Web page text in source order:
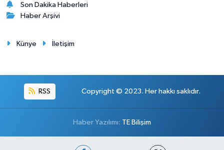
Son Dakika Haberleri
Haber Arşivi
Künye İletişim
RSS Copyright © 2023. Her hakkı saklıdır.
Haber Yazılımı: TE Bilişim